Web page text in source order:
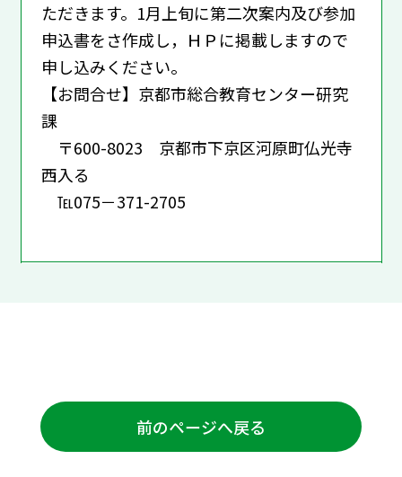
ただきます。1月上旬に第二次案内及び参加
申込書をさ作成し，ＨＰに掲載しますので
申し込みください。
【お問合せ】京都市総合教育センター研究
課
〒600-8023 京都市下京区河原町仏光寺
西入る
℡075－371-2705
前のページへ戻る